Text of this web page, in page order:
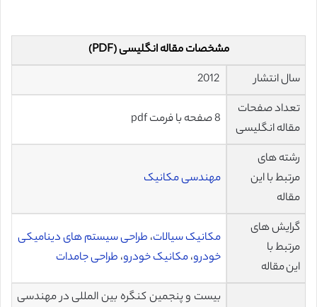
مشخصات مقاله انگلیسی (PDF)
سال انتشار
تعداد صفحات
مقاله انگلیسی
8 صفحه با فرمت pdf
رشته های
مرتبط با این
مقاله
مهندسی مکانیک
گرایش های
مرتبط با
این مقاله
مکانیک سیالات، طراحی سیستم های دینامیکی
خودرو،مکانیک خودرو، طراحی جامدات
بیست و پنجمین کنگره بین المللی در مهندسی